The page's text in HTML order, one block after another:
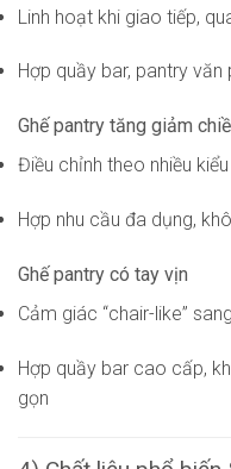
Linh hoạt khi giao tiếp,
Hợp quầy bar, pantry
Ghế pantry tăng giảm
Điều chỉnh theo nhiều
Hợp nhu cầu đa dụng,
Ghế pantry có tay vịn
Cảm giác “chair-like”
Hợp quầy bar cao cấp,
gọn